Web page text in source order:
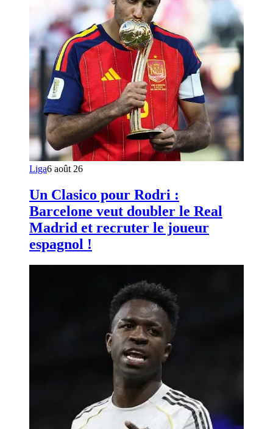
Liga6 août 26
Un Clasico pour Rodri :
Barcelone veut doubler le Real
Madrid et recruter le joueur
espagnol !